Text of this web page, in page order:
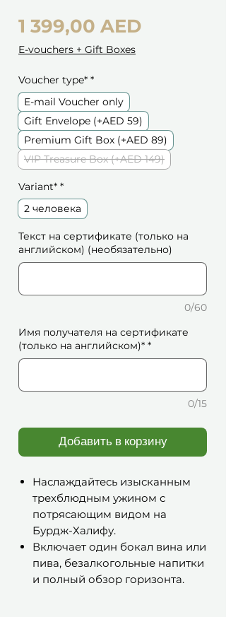
1 399,00 AEDЦена
E-vouchers + Gift Boxes
Voucher type* *
E-mail Voucher only
Gift Envelope (+AED 59)
Premium Gift Box (+AED 89)
VIP Treasure Box (+AED 149)
Variant* *
2 человека
Текст на сертификате (только на
английском) (необязательно)
0/60
Имя получателя на сертификате
(только на английском)* *
0/15
Добавить в корзину
Наслаждайтесь изысканным
трехблюдным ужином с
потрясающим видом на
Бурдж-Халифу.
Включает один бокал вина или
пива, безалкогольные напитки
и полный обзор горизонта.